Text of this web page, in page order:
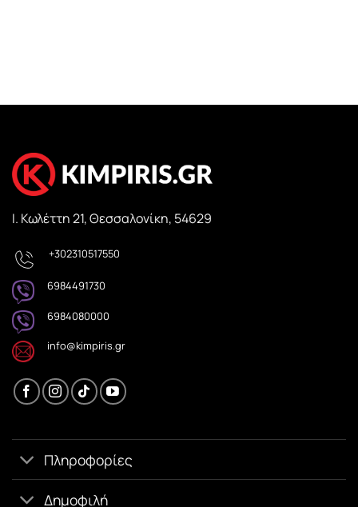
Ι. Κωλέττη 21, Θεσσαλονίκη, 54629
+302310517550
6984491730
6984080000
info@kimpiris.gr
Πληροφορίες
Δημοφιλή